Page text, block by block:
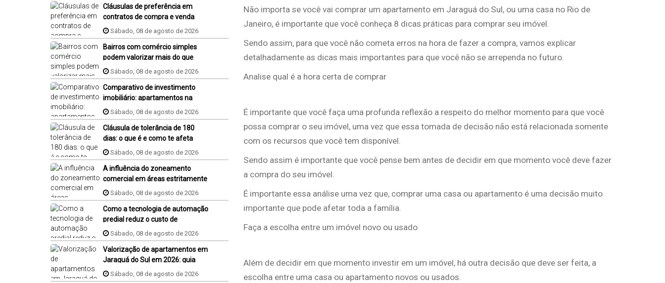
Cláusulas de preferência em
contratos de compra e venda
imóvel
Sábado, 08 de agosto de 2026
Bairros com comércio simples
podem valorizar mais do que
bairros famosos
Sábado, 08 de agosto de 2026
Comparativo de investimento
imobiliário: apartamentos na
plana em Jaraguá do Sul,
Florianópolis e Piçarras
Sábado, 08 de agosto de 2026
Cláusula de tolerância de 180
dias: o que é e como te afeta
compra de um imóvel na planta?
Sábado, 08 de agosto de 2026
A influência do zoneamento
comercial em áreas estritamente
residenciais
Sábado, 08 de agosto de 2026
Como a tecnologia de automação
predial reduz o custo de
condomínio?
Sábado, 08 de agosto de 2026
Valorização de apartamentos em
Jaraguá do Sul em 2026: guia
completo
Sábado, 08 de agosto de 2026
Não importa se você vai comprar um apartamento em Jaraguá do Sul, ou uma casa no Rio de
Janeiro, é importante que você conheça 8 dicas práticas para comprar seu imóvel.
Sendo assim, para que você não cometa erros na hora de fazer a compra, vamos explicar
detalhadamente as dicas mais importantes para que você não se arrependa no futuro.
Analise qual é a hora certa de comprar
É importante que você faça uma profunda reflexão a respeito do melhor momento para que você
possa comprar o seu imóvel, uma vez que essa tomada de decisão não está relacionada somente
com os recursos que você tem disponível.
Sendo assim é importante que você pense bem antes de decidir em que momento você deve fazer
a compra do seu imóvel.
É importante essa análise uma vez que, comprar uma casa ou apartamento é uma decisão muito
importante que pode afetar toda a família.
Faça a escolha entre um imóvel novo ou usado
Além de decidir em que momento investir em um imóvel, há outra decisão que deve ser feita, a
escolha entre uma casa ou apartamento novos ou usados.